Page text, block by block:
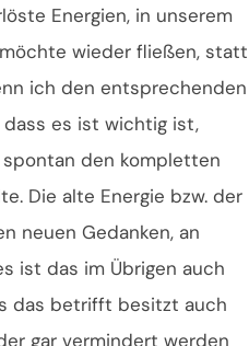
Energien, in unserem
wieder fließen, statt
ich den entsprechenden
es ist wichtig ist,
spontan den kompletten
Die alte Energie bzw. der
neuen Gedanken, an
ist das im Übrigen auch
das betrifft besitzt auch
gar vermindert werden